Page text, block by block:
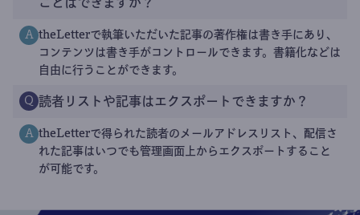
A theLetterで執筆いただいた記事の著作権は書き手にあり、
コンテンツは書き手がコントロールできます。書籍化などは
自由に行うことができます。
Q 読者リストや記事はエクスポートできますか？
A theLetterで得られた読者のメールアドレスリスト、配信さ
れた記事はいつでも管理画面上からエクスポートすること
が可能です。